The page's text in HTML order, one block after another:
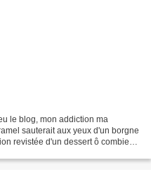
le blog, mon addiction ma
sauterait aux yeux d'un borgne
revistée d'un dessert ô combien